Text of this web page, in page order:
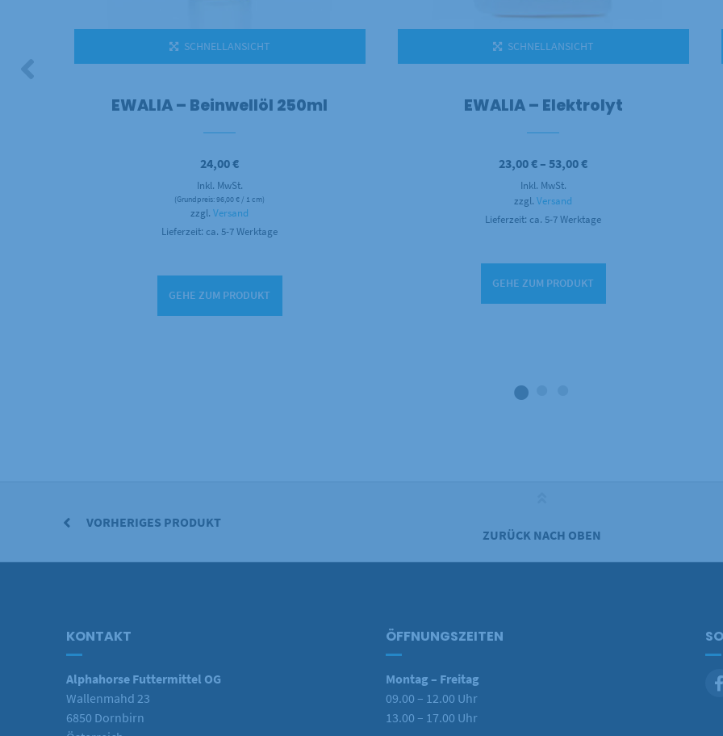
SCHNELLANSICHT
EWALIA – Beinwellöl 250ml
24,00€
Inkl. MwSt.
(Grundpreis:96,00 € / 1 cm)
zzgl.Versand
Lieferzeit: ca. 5-7 Werktage
GEHE ZUM PRODUKT
SCHNELLANSICHT
EWALIA – Elektrolyt
23,00€ –53,00€Preisspanne:
Inkl. MwSt.
zzgl.Versand
Lieferzeit: ca. 5-7 Werktage
GEHE ZUM PRODUKT
VORHERIGES PRODUKT
ZURÜCK NACH OBEN
KONTAKT
Alphahorse Futtermittel OG
Wallenmahd 23
6850 Dornbirn
ÖFFNUNGSZEITEN
Montag – Freitag
09.00 – 12.00 Uhr
13.00 – 17.00 Uhr